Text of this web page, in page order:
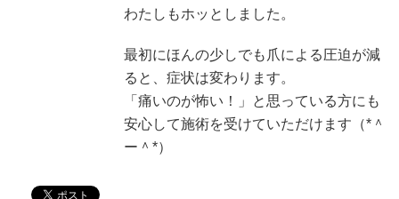
わたしもホッとしました。
最初にほんの少しでも爪による圧迫が減
ると、症状は変わります。
「痛いのが怖い！」と思っている方にも
安心して施術を受けていただけます（*＾
ー＾*）